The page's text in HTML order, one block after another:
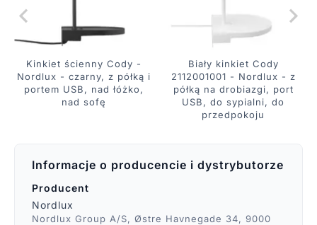
Kinkiet ścienny Cody -
Nordlux - czarny, z półką i
portem USB, nad łóżko,
nad sofę
Biały kinkiet Cody
2112001001 - Nordlux - z
półką na drobiazgi, port
USB, do sypialni, do
przedpokoju
Informacje o producencie i dystrybutorze
Producent
Nordlux
Nordlux Group A/S, Østre Havnegade 34, 9000